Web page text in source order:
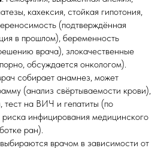
кахексия, стойкая гипотония,
(подтверждённая
в прошлом), беременность
врача), злокачественные
обсуждается онкологом).
собирает анамнез, может
(анализ свёртываемости крови),
тест на ВИЧ и гепатиты (по
инфицирования медицинского
ран).
выбираются врачом в зависимости от